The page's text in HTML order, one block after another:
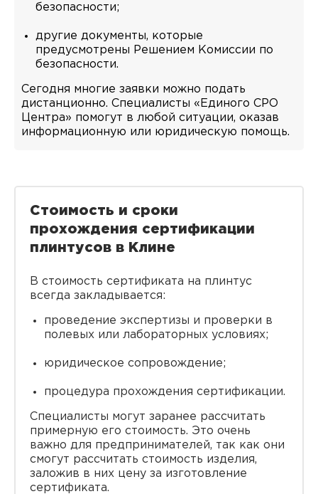
безопасности;
другие документы, которые
предусмотрены Решением Комиссии по
безопасности.
Сегодня многие заявки можно подать
дистанционно. Специалисты «Единого СРО
Центра» помогут в любой ситуации, оказав
информационную или юридическую помощь.
Стоимость и сроки
прохождения сертификации
плинтусов в Клине
В стоимость сертификата на плинтус
всегда закладывается:
проведение экспертизы и проверки в
полевых или лабораторных условиях;
юридическое сопровождение;
процедура прохождения сертификации.
Специалисты могут заранее рассчитать
примерную его стоимость. Это очень
важно для предпринимателей, так как они
смогут рассчитать стоимость изделия,
заложив в них цену за изготовление
сертификата.